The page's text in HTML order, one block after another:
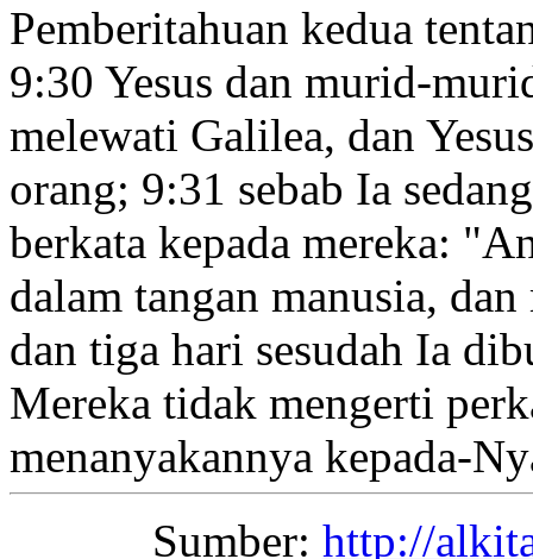
Pemberitahuan kedua
9:30 Yesus dan murid-
melewati Galilea, dan
orang; 9:31 sebab Ia
berkata kepada mereka:
dalam tangan manusia,
dan tiga hari sesudah Ia
Mereka tidak mengerti
menanyakannya kepada-
Sumber: http://